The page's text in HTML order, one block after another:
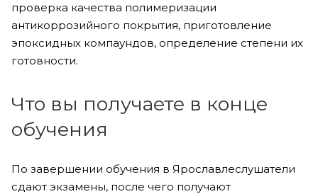
проверка качества полимеризации
антикоррозийного покрытия, приготовление
эпоксидных компаундов, определение степени их
готовности.
Что вы получаете в конце
обучения
По завершении обучения в Ярославлеслушатели
сдают экзамены, после чего получают